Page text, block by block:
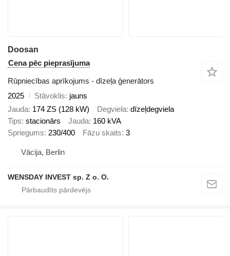
Doosan
Cena pēc pieprasījuma
Rūpniecības aprīkojums - dīzeļa ģenerātors
2025
Stāvoklis jauns
Jauda 174 ZS (128 kW) Degviela dīzeļdegviela
Tips stacionārs Jauda 160 kVA
Spriegums 230/400 Fāzu skaits 3
Vācija, Berlin
WENSDAY INVEST sp. Z o. O.